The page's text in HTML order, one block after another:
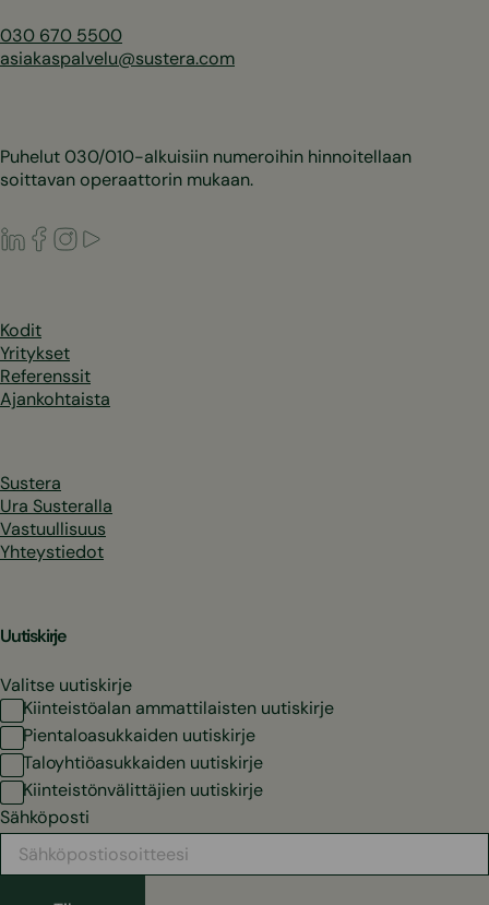
030 670 5500
asiakaspalvelu@sustera.com
Puhelut 030/010-alkuisiin numeroihin hinnoitellaan
soittavan operaattorin mukaan.
LinkedIn
Facebook
Instagram
Kodit
Yritykset
Referenssit
Ajankohtaista
Sustera
Ura Susteralla
Vastuullisuus
Yhteystiedot
Uutiskirje
Valitse uutiskirje
Kiinteistöalan ammattilaisten uutiskirje
Pientaloasukkaiden uutiskirje
Taloyhtiöasukkaiden uutiskirje
Kiinteistönvälittäjien uutiskirje
Sähköposti